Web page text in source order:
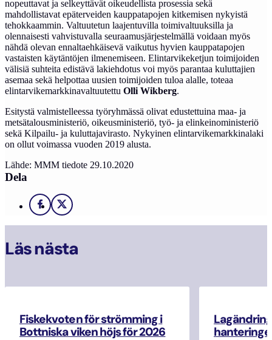
nopeuttavat ja selkeyttävät oikeudellista prosessia sekä
mahdollistavat epäterveiden kauppatapojen kitkemisen nykyistä
tehokkaammin. Valtuutetun laajentuvilla toimivaltuuksilla ja
olennaisesti vahvistuvalla seuraamusjärjestelmällä voidaan myös
nähdä olevan ennaltaehkäisevä vaikutus hyvien kauppatapojen
vastaisten käytäntöjen ilmenemiseen. Elintarvikeketjun toimijoiden
välisiä suhteita edistävä lakiehdotus voi myös parantaa kuluttajien
asemaa sekä helpottaa uusien toimijoiden tuloa alalle, toteaa
elintarvikemarkkinavaltuutettu Olli Wikberg.
Esitystä valmistelleessa työryhmässä olivat edustettuina maa- ja
metsätalousministeriö, oikeusministeriö, työ- ja elinkeinoministeriö
sekä Kilpailu- ja kuluttajavirasto. Nykyinen elintarvikemarkkinalaki
on ollut voimassa vuoden 2019 alusta.
Lähde: MMM tiedote 29.10.2020
Dela
Facebook
X
Läs nästa
Fiskekvoten för strömming i
Bottniska viken höjs för 2026